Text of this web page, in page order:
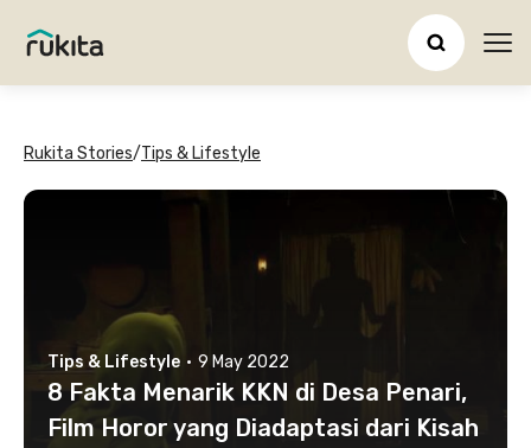
Rukita Stories/Tips & Lifestyle
Tips & Lifestyle · 9 May 2022
8 Fakta Menarik KKN di Desa Penari,
Film Horor yang Diadaptasi dari Kisah